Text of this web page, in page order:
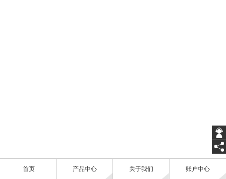
首页 产品中心 关于我们 账户中心